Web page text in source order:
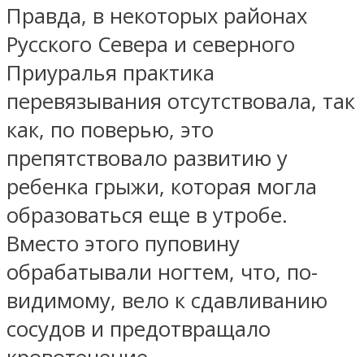
Правда, в некоторых районах
Русского Севера и северного
Приуралья практика
перевязывания отсутствовала, так
как, по поверью, это
препятствовало развитию у
ребенка грыжи, которая могла
образоваться еще в утробе.
Вместо этого пуповину
обрабатывали ногтем, что, по-
видимому, вело к сдавливанию
сосудов и предотвращало